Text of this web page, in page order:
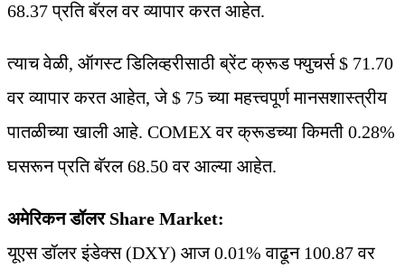
68.37 प्रति बॅरल वर व्यापार करत आहेत.
त्याच वेळी, ऑगस्ट डिलिव्हरीसाठी ब्रेंट क्रूड फ्युचर्स $ 71.70
वर व्यापार करत आहेत, जे $ 75 च्या महत्त्वपूर्ण मानसशास्त्रीय
पातळीच्या खाली आहे. COMEX वर क्रूडच्या किमती 0.28%
घसरून प्रति बॅरल 68.50 वर आल्या आहेत.
अमेरिकन डॉलर Share Market:
यूएस डॉलर इंडेक्स (DXY) आज 0.01% वाढून 100.87 वर